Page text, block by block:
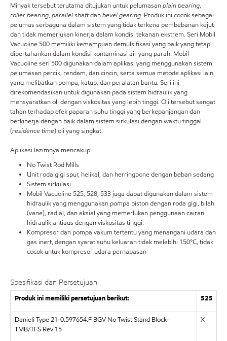
Minyak tersebut terutama ditujukan untuk pelumasanplain bearing,
roller bearing,parallel shaftdanbevel gearing. Produk ini cocok sebagai
pelumas serbaguna dalam sistem yang tidak terkena pembebanan kejut
dan tidak memerlukan kinerja dalam kondisi tekanan ekstrem. Seri Mobil
Vacuoline 500 memiliki kemampuan demulsifikasi yang baik yang tetap
dipertahankan dalam kondisi kontaminasi air yang parah. Mobil
Vacuoline seri 500 digunakan dalam aplikasi yang menggunakan sistem
pelumasan percik, rendam, dan cincin, serta semua metode aplikasi lain
yang melibatkan pompa, katup, dan peralatan bantu. Seri ini
direkomendasikan untuk digunakan pada sistem hidraulik yang
mensyaratkan oli dengan viskositas yang lebih tinggi. Oli tersebut sangat
tahan terhadap efek paparan suhu tinggi yang berkepanjangan dan
berkinerja dengan baik dalam sistem sirkulasi dengan waktu tinggal
(residence time) oli yang singkat.
Aplikasi lazimnya mencakup:
No Twist Rod Mills
Unit roda gigi spur, helikal, dan herringbone dengan beban sedang
Sistem sirkulasi
Mobil Vacuoline 525, 528, 533 juga dapat digunakan dalam sistem
hidraulik yang menggunakan pompa piston dengan roda gigi, bilah
(vane), radial, dan aksial yang memerlukan penggunaan cairan
hidraulik antiaus dengan viskositas tinggi.
Kompresor dan pompa vakum tertentu yang menangani udara dan
gas inert, dengan syarat suhu keluaran tidak melebihi 150°C, tidak
cocok untuk kompresor udara pernapasan
Spesifikasi dan Persetujuan
Produk ini memiliki persetujuan berikut: 525
Danieli Type 21-0.597654.F BGV No Twist Stand Block-
TMB/TFS Rev 15
X